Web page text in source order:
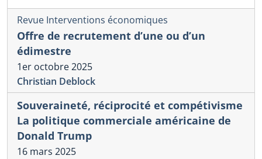
Revue Interventions économiques
Offre de recrutement d’une ou d’un
édimestre
1er octobre 2025
Christian Deblock
Souveraineté, réciprocité et compétivisme
La politique commerciale américaine de
Donald Trump
16 mars 2025